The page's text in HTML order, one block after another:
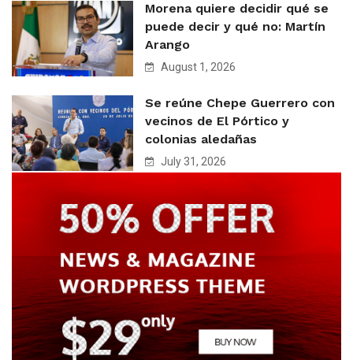
Morena quiere decidir qué se
puede decir y qué no: Martín
Arango
August 1, 2026
Se reúne Chepe Guerrero con
vecinos de El Pórtico y
colonias aledañas
July 31, 2026